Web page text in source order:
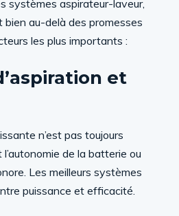
systèmes aspirateur-laveur,
au-delà des promesses
les plus importants :
et
n’est pas toujours
de la batterie ou
Les meilleurs systèmes
puissance et efficacité.